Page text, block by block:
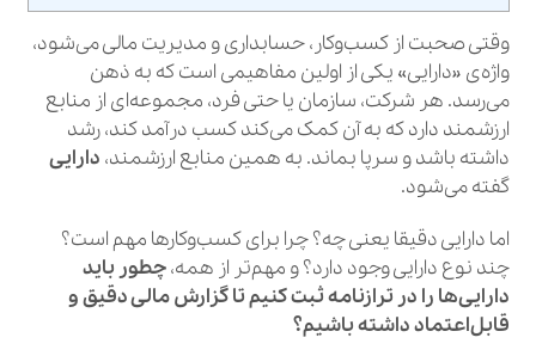
وقتی صحبت از کسب‌وکار، حسابداری و مدیریت مالی می‌شود،
واژه‌ی «دارایی» یکی از اولین مفاهیمی است که به ذهن
می‌رسد. هر شرکت، سازمان یا حتی فرد، مجموعه‌ای از منابع
ارزشمند دارد که به آن کمک می‌کند کسب درآمد کند، رشد
داشته باشد و سرپا بماند. به همین منابع ارزشمند، دارایی
گفته می‌شود.
اما دارایی دقیقا یعنی چه؟ چرا برای کسب‌وکارها مهم است؟
چند نوع دارایی وجود دارد؟ و مهم‌تر از همه،چطور باید
دارایی‌ها را در ترازنامه ثبت کنیم تا گزارش مالی دقیق و
قابل‌اعتماد داشته باشیم؟